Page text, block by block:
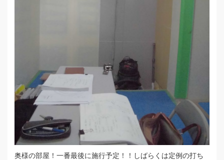
奥様の部屋！一番最後に施行予定！！しばらくは定例の打ち